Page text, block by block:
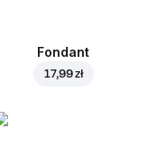
Fondant
17,99 zł